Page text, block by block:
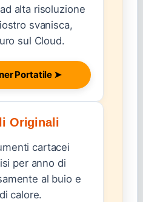
alta risoluzione
svanisca,
sul Cloud.
Portatile ➤
Originali
cartacei
per anno di
al buio e
calore.